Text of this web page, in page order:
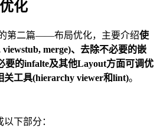
化
第二篇——布局优化，主要介绍使
merge)、去除不必要的嵌
要的infalte及其他Layout方面可调优
关工具(hierarchy viewer和lint)。
下部分：